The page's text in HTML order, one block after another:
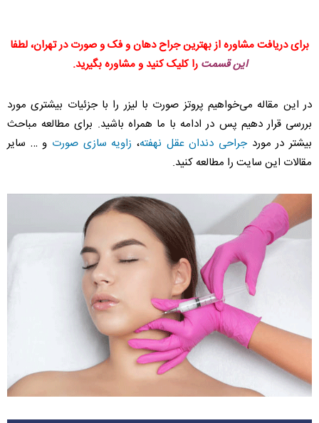
برای دریافت مشاوره از بهترین جراح دهان و فک و صورت در تهران، لطفا
این قسمت را کلیک کنید و مشاوره بگیرید.
در این مقاله می‌خواهیم پروتز صورت با لیزر را با جزئیات بیشتری مورد
بررسی قرار دهیم پس در ادامه با ما همراه باشید. برای مطالعه مباحث
بیشتر در موردجراحی دندان عقل نهفته، زاویه سازی صورت و … سایر
مقالات این سایت را مطالعه کنید.